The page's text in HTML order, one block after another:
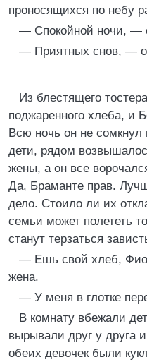
проносящихся по небу
— Спокойной ночи, —
— Приятных снов, —
Из блестящего
поджаренного хлеба, и
Всю ночь он не сомкнул
дети, рядом
жены, а он все
Да, Браманте прав.
дело. Стоило ли их
семьи может полететь
станут терзаться
— Ешь свой хлеб,
жена.
— У меня в глотке
В комнату вбежали
вырывали друг у друга
обеих девочек были